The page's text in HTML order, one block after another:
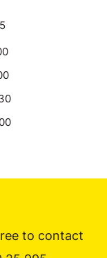
to contact